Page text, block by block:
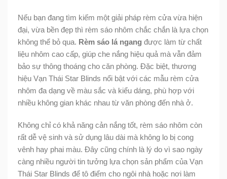
Nếu bạn đang tìm kiếm một giải pháp rèm cửa vừa hiện
đại, vừa bền đẹp thì rèm sáo nhôm chắc chắn là lựa chọn
không thể bỏ qua. Rèm sáo lá ngang được làm từ chất
liệu nhôm cao cấp, giúp che nắng hiệu quả mà vẫn đảm
bảo sự thông thoáng cho căn phòng. Đặc biệt, thương
hiệu Vạn Thái Star Blinds nổi bật với các mẫu rèm cửa
nhôm đa dạng về màu sắc và kiểu dáng, phù hợp với
nhiều không gian khác nhau từ văn phòng đến nhà ở.
Không chỉ có khả năng cản nắng tốt, rèm sáo nhôm còn
rất dễ vệ sinh và sử dụng lâu dài mà không lo bị cong
vênh hay phai màu. Đây cũng chính là lý do vì sao ngày
càng nhiều người tin tưởng lựa chọn sản phẩm của Vạn
Thái Star Blinds để tô điểm cho ngôi nhà hoặc nơi làm